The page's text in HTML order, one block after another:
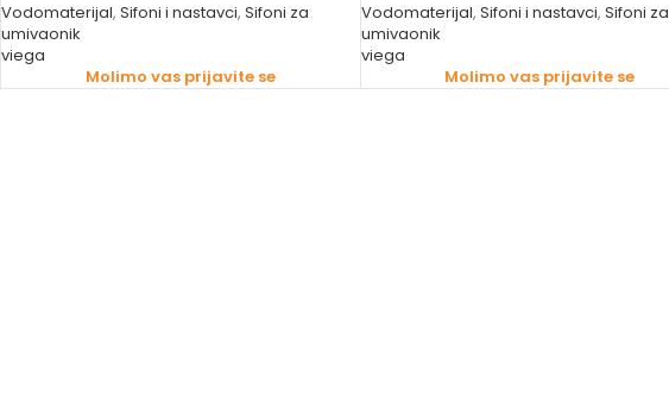
Vodomaterijal, Sifoni i nastavci, Sifoni za
umivaonik
viega
Molimo vas prijavite se
Vodomaterijal, Sifoni i nastavci, Sifoni za
umivaonik
viega
Molimo vas prijavite se